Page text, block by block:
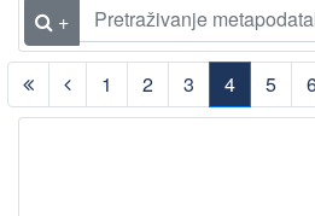
+
1 2 3
4
(current)
5